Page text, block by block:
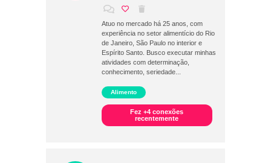
Atuo no mercado há 25 anos, com
experiência no setor alimentício do Rio
de Janeiro, São Paulo no interior e
Espírito Santo. Busco executar minhas
atividades com determinação,
conhecimento, seriedade...
Alimento
Fez +4 conexões
recentemente